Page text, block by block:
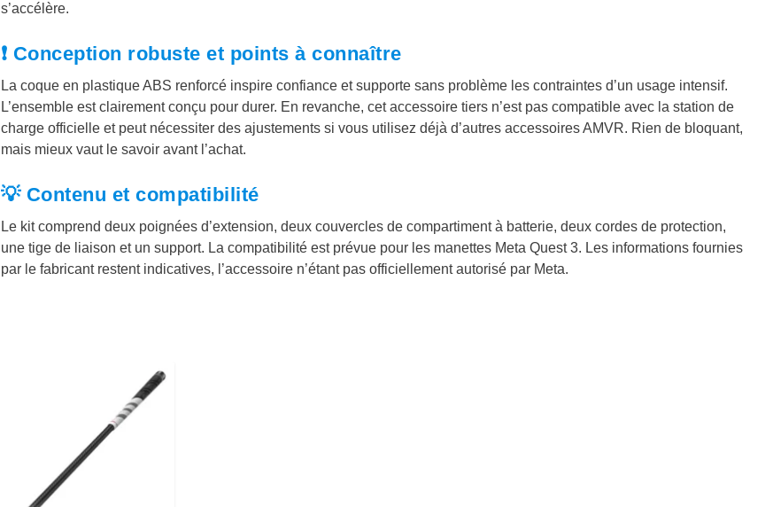
s’accélère.
❗ Conception robuste et points à connaître
La coque en plastique ABS renforcé inspire confiance et supporte sans problème les contraintes d’un usage intensif.
L’ensemble est clairement conçu pour durer. En revanche, cet accessoire tiers n’est pas compatible avec la station de
charge officielle et peut nécessiter des ajustements si vous utilisez déjà d’autres accessoires AMVR. Rien de bloquant,
mais mieux vaut le savoir avant l’achat.
💡 Contenu et compatibilité
Le kit comprend deux poignées d’extension, deux couvercles de compartiment à batterie, deux cordes de protection,
une tige de liaison et un support. La compatibilité est prévue pour les manettes Meta Quest 3. Les informations fournies
par le fabricant restent indicatives, l’accessoire n’étant pas officiellement autorisé par Meta.